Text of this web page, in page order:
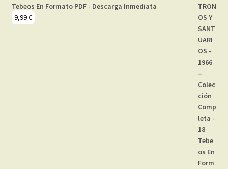
Tebeos En Formato PDF - Descarga Inmediata
9,99€